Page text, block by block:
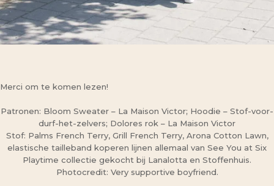
Merci om te komen lezen!
Patronen: Bloom Sweater – La Maison Victor; Hoodie – Stof-voor-
durf-het-zelvers; Dolores rok – La Maison Victor
Stof: Palms French Terry, Grill French Terry, Arona Cotton Lawn,
elastische tailleband koperen lijnen allemaal van See You at Six
Playtime collectie gekocht bij Lanalotta en Stoffenhuis.
Photocredit: Very supportive boyfriend.